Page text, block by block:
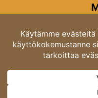
Ota meihin